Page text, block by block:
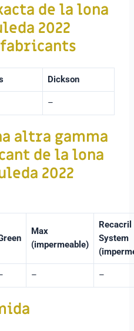
dela lona
2022
Dickson
–
altra gamma
de la lona
2022
Max
(impermeable)
Recacril
System
– –